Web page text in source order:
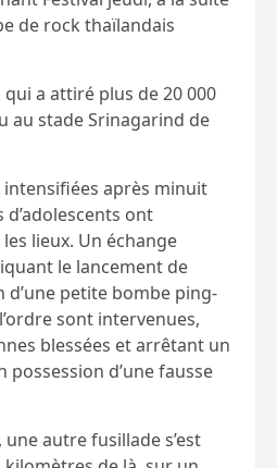
de rock thaïlandais
qui a attiré plus de 20 000
au stade Srinagarind de
intensifiées après minuit
ont
lieux. Un échange
le lancement de
d’une petite bombe ping-
sont intervenues,
blessées et arrêtant un
d’une fausse
autre fusillade s’est